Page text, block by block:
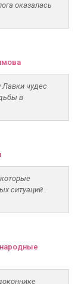
оказалась
Лавки чудес
в
ситуаций .
народные